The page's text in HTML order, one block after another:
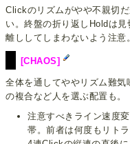
Clickのリズムがやや不親切
い。終盤の折り返しHoldは
離ししてしまわないよう注意。
[CHAOS]
全体を通してややリズム難
の複合など人を選ぶ配置も。
注意すべきライン速度
帯。前者は何度もリト